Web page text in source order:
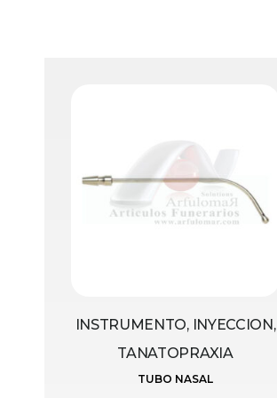
INSTRUMENTO, INYECCION,
TANATOPRAXIA
TUBO NASAL